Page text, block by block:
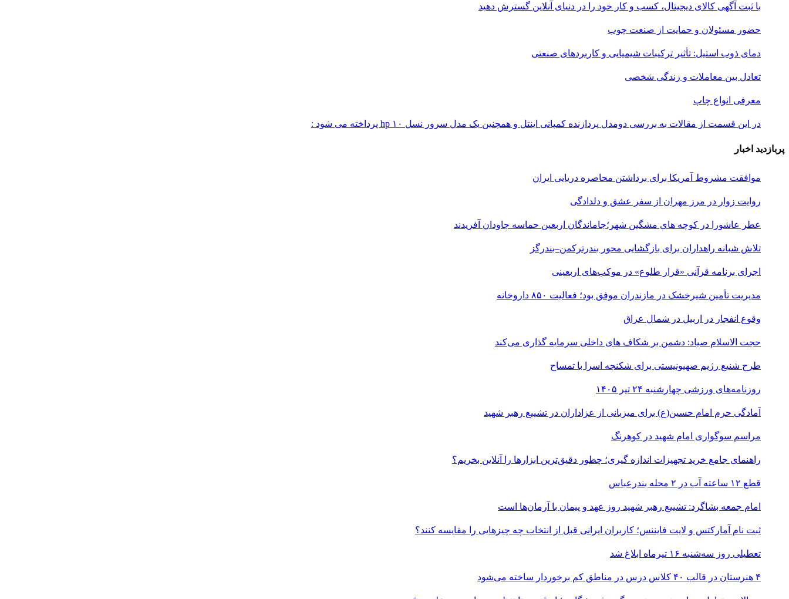
با ثبت آگهی کالای دیجیتال، کسب و کار خود را در دنیای آنلاین گسترش دهید
حضور مسئولان و حمایت از صنعت چوب
دمای ذوب استیل: تأثیر ترکیبات شیمیایی و کاربردهای صنعتی
تعادل بین معاملات و زندگی شخصی
معرفی انواع چاپ
در این قسمت از مقالات به بررسی دو‌مدل پردازنده کمپانی اینتل و همچنین یک مدل سرور نسل ۱۰ hp پرداخته می شود :
پربازدید اخبار
موافقت مشروط آمریکا برای برداشتن محاصره دریایی ایران
روایت زوار در مرز مهران از سفر عشق و دلدادگی
عطر عاشورا در کوچه های مشگین شهر؛جاماندگان اربعین حماسه جاودان آفریدند
تلاش شبانه راهداران برای بازگشایی محور بندرترکمن–بندرگز
اجرای برنامه قرآنی «قرار طلوع» در موکب‌های اربعینی
مدیریت تأمین شیرخشک در مازندران موفق بود؛ فعالیت ۸۵۰ داروخانه
وقوع انفجار در اربیل در شمال عراق
حجت الاسلام صیاد: دشمن بر شکاف‌ های داخلی سرمایه‌ گذاری می‌کند
طرح شنیع رژیم صهیونیستی برای شکنجه اسرا با تمساح
روزنامه‌های ورزشی چهارشنبه ۲۴ تیر ۱۴۰۵
آمادگی حرم امام حسین(ع) برای میزبانی از عزاداران در تشییع رهبر شهید
مراسم سوگواری امام شهید در کوهرنگ
راهنمای جامع خرید تجهیزات اندازه گیری؛ چطور دقیق‌ترین ابزارها را آنلاین بخریم؟
قطع ۱۲ ساعته آب در ۲ محله بندرعباس
امام جمعه بشاگرد: تشییع رهبر شهید روز عهد و پیمان با آرمان‌ها است
ثبت نام آمارکتس و لایت فایننس؛ کاربران ایرانی قبل از انتخاب چه چیزهایی را مقایسه کنند؟
تعطیلی روز سه‌شنبه ۱۶ تیرماه ابلاغ شد
۴ هنرستان در قالب ۴۰ کلاس درس در مناطق کم برخوردار ساخته می‌شود